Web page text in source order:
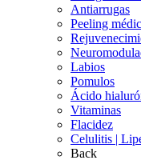
Antiarrugas
Peeling
Labios
Pomulos
Ácido
Vitaminas
Flacidez
Celulitis |
Back